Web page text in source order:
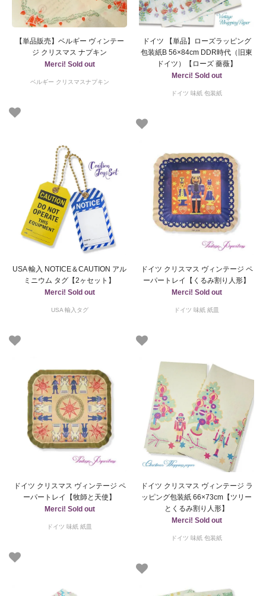
【単品販売】ベルギー ヴィンテー
ジ クリスマス ナプキン
Merci! Sold out
ベルギー クリスマスナプキン
ドイツ 【単品】ローズラッピング
包装紙B 56×84cm DDR時代（旧東
ドイツ）【ローズ 薔薇】
Merci! Sold out
ドイツ 味紙 包装紙
USA 輸入 NOTICE＆CAUTION アル
ミニウム タグ【2ヶセット】
Merci! Sold out
USA 輸入タグ
ドイツ クリスマス ヴィンテージ ペ
ーパートレイ【くるみ割り人形】
Merci! Sold out
ドイツ 味紙 紙皿
ドイツ クリスマス ヴィンテージ ペ
ーパートレイ【牧師と天使】
Merci! Sold out
ドイツ 味紙 紙皿
ドイツ クリスマス ヴィンテージ ラ
ッピング包装紙 66×73cm【ツリー
とくるみ割り人形】
Merci! Sold out
ドイツ 味紙 包装紙